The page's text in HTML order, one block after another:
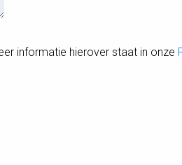
informatie hierover staat in onze